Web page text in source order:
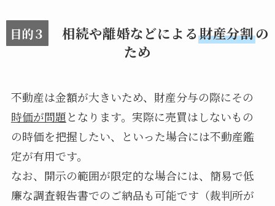
目的３ 相続や離婚などによる財産分割の
ため
不動産は金額が大きいため、財産分与の際にその
時価が問題となります。実際に売買はしないもの
の時価を把握したい、といった場合には不動産鑑
定が有用です。
なお、開示の範囲が限定的な場合には、簡易で低
廉な調査報告書でのご納品も可能です（裁判所が